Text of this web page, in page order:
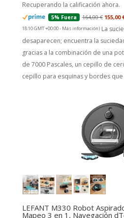
Recuperando la calificación ahora.
5% Fuera 164,00 € 155,00
18:10 GMT +00:00 - Más información) La
desaparecen; encuentra la
gracias a la combinación de una
de 7000 Pascales, un cepillo de
cepillo para esquinas y bordes que
LEFANT M330 Robot
Mapeo 3 en 1, Navegación